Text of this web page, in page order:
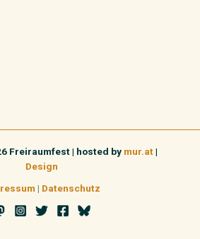
Freiraumfest | hosted by mur.at|
Design
| Datenschutz